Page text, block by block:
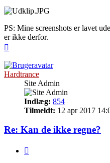
PS: Mine screenshots er lavet
er ikke derfor.
Hardtrance
Site Admin
Indlæg: 854
Tilmeldt: 12 apr 2017
Re: Kan de ikke regne?